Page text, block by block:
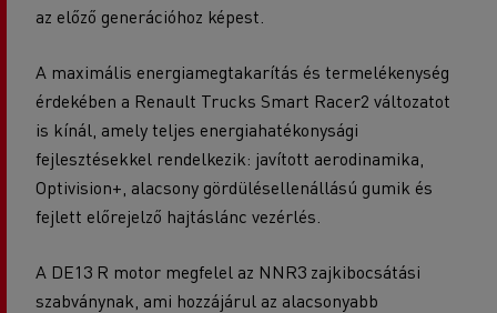
az előző generációhoz képest.
A maximális energiamegtakarítás és termelékenység
érdekében a Renault Trucks Smart Racer2 változatot
is kínál, amely teljes energiahatékonysági
fejlesztésekkel rendelkezik: javított aerodinamika,
Optivision+, alacsony gördülésellenállású gumik és
fejlett előrejelző hajtáslánc vezérlés.
A DE13 R motor megfelel az NNR3 zajkibocsátási
szabványnak, ami hozzájárul az alacsonyabb